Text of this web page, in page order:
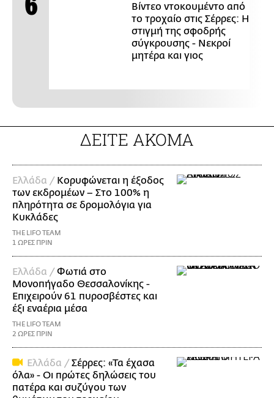
Βίντεο ντοκουμέντο από
το τροχαίο στις Σέρρες: Η
στιγμή της σφοδρής
σύγκρουσης - Νεκροί
μητέρα και γιος
ΔΕΙΤΕ ΑΚΟΜΑ
Ελλάδα / Κορυφώνεται η έξοδος
των εκδρομέων – Στο 100% η
πληρότητα σε δρομολόγια για
Κυκλάδες
THE LIFO TEAM
1 ΩΡΕΣ ΠΡΙΝ
Ελλάδα /Φωτιά στο
Μονοπήγαδο Θεσσαλονίκης -
Επιχειρούν 61 πυροσβέστες και
έξι εναέρια μέσα
THE LIFO TEAM
2 ΩΡΕΣ ΠΡΙΝ
Ελλάδα /Σέρρες: «Τα έχασα
όλα» - Οι πρώτες δηλώσεις του
πατέρα και συζύγου των